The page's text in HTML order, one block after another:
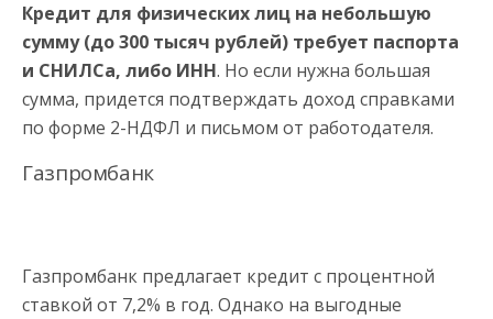
Кредит для физических лиц на небольшую
сумму (до 300 тысяч рублей) требует паспорта
и СНИЛСа, либо ИНН. Но если нужна большая
сумма, придется подтверждать доход справками
по форме 2-НДФЛ и письмом от работодателя.
Газпромбанк
Газпромбанк предлагает кредит с процентной
ставкой от 7,2% в год. Однако на выгодные